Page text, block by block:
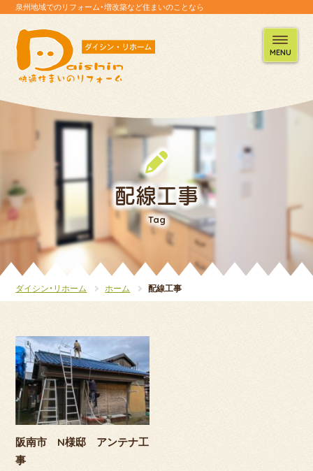
泉州地域でのリフォーム・増改築など住まいのことなら
MENU
配線工事
Tag
ダイシン・リホーム ホーム 配線工事
阪南市 N様邸 アンテナ工
事